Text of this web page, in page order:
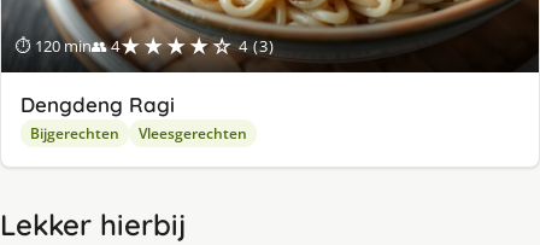
⏱ 120 min👥 4★★★★☆ 4 (3)
Dengdeng Ragi
Bijgerechten Vleesgerechten
Lekker hierbij